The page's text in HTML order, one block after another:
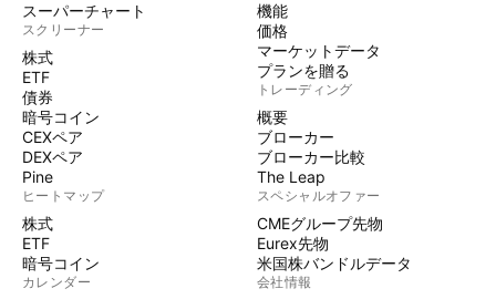
スーパーチャート
スクリーナー
株式
ETF
債券
暗号コイン
CEXペア
DEXペア
Pine
ヒートマップ
株式
ETF
暗号コイン
カレンダー
機能
価格
マーケットデータ
プランを贈る
トレーディング
概要
ブローカー
ブローカー比較
The Leap
スペシャルオファー
CMEグループ先物
Eurex先物
米国株バンドルデータ
会社情報